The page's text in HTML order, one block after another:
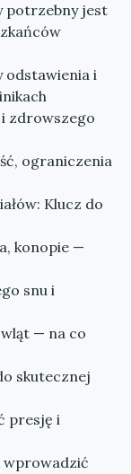
potrzebny jest
odstawienia i
i zdrowszego
ograniczenia
Klucz do
konopie —
snu i
— na co
skutecznej
presję i
wprowadzić